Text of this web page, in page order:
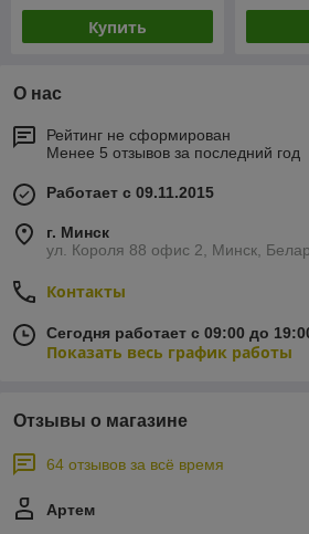
Купить
О нас
Рейтинг не сформирован
Менее 5 отзывов за последний год
Работает с 09.11.2015
г. Минск
ул. Короля 88 офис 2, Минск,
Контакты
Сегодня работает с 09:00 до
Показать весь график работы
Отзывы о магазине
64 отзывов за всё время
Артем